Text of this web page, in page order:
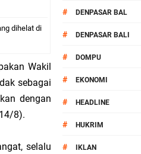
Warga
dihelat di
Wakil
sebagai
dengan
8).
selalu
# DENPASAR BAL
# DENPASAR BALI
# DOMPU
# EKONOMI
# HEADLINE
# HUKRIM
# IKLAN